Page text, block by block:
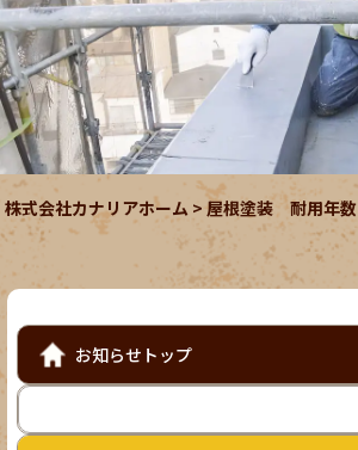
株式会社カナリアホーム >屋根塗装 耐用年数
お知らせトップ